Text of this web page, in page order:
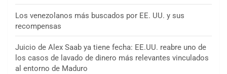
Los venezolanos más buscados por EE. UU. y sus
recompensas
Juicio de Alex Saab ya tiene fecha: EE.UU. reabre uno de
los casos de lavado de dinero más relevantes vinculados
al entorno de Maduro